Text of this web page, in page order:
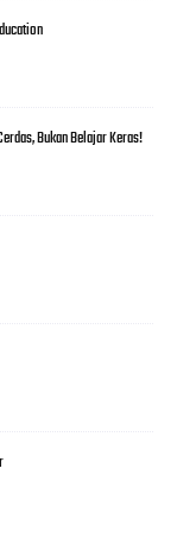
Bukan Belajar Keras!